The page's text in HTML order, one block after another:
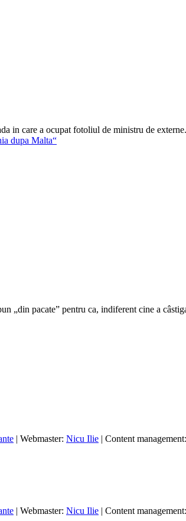
in care a ocupat fotoliul de ministru de
dupa Malta“
„din pacate” pentru ca, indiferent cine a
| Webmaster: Nicu Ilie | Content management:
| Webmaster: Nicu Ilie | Content management: